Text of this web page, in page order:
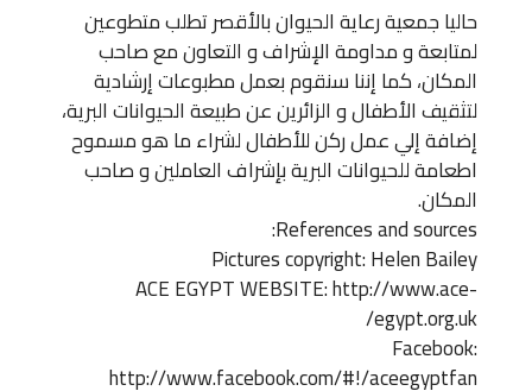
حاليا جمعية رعاية الحيوان بالأقصر تطلب متطوعين
لمتابعة و مداومة الإشراف و التعاون مع صاحب
المكان، كما إننا سنقوم بعمل مطبوعات إرشادية
لتثقيف الأطفال و الزائرين عن طبيعة الحيوانات البرية،
إضافة إلي عمل ركن للأطفال لشراء ما هو مسموح
اطعامة للحيوانات البرية بإشراف العاملين و صاحب
المكان.
References and sources:
Pictures copyright: Helen Bailey
ACE EGYPT WEBSITE: http://www.ace-
egypt.org.uk/
Facebook:
http://www.facebook.com/#!/aceegyptfan